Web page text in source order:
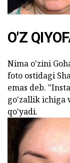
O'Z
Nima o'zini
foto ostidagi
emas deb.
go'zallik ichiga
qo'yadi.